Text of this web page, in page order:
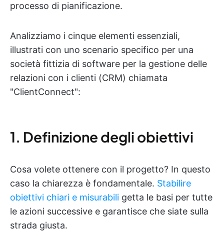
processo di pianificazione.
Analizziamo i cinque elementi essenziali,
illustrati con uno scenario specifico per una
società fittizia di software per la gestione delle
relazioni con i clienti (CRM) chiamata
"ClientConnect":
1. Definizione degli obiettivi
Cosa volete ottenere con il progetto? In questo
caso la chiarezza è fondamentale. Stabilire
obiettivi chiari e misurabili getta le basi per tutte
le azioni successive e garantisce che siate sulla
strada giusta.